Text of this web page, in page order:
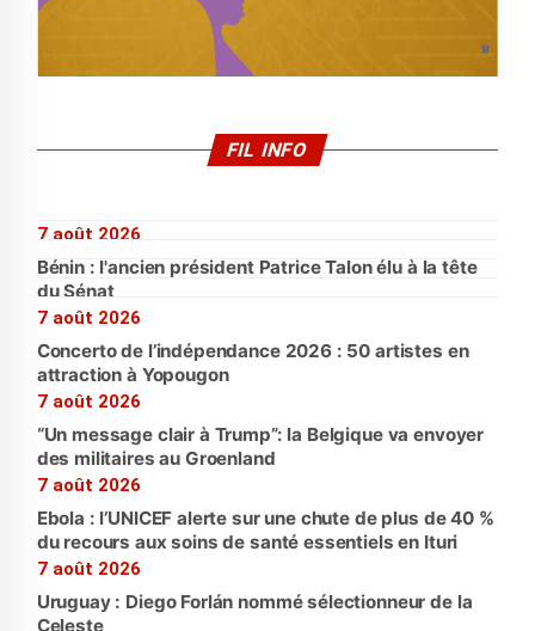
FIL INFO
7 août 2026
Bénin : l'ancien président Patrice Talon élu à la tête
du Sénat
7 août 2026
Concerto de l’indépendance 2026 : 50 artistes en
attraction à Yopougon
7 août 2026
“Un message clair à Trump”: la Belgique va envoyer
des militaires au Groenland
7 août 2026
Ebola : l’UNICEF alerte sur une chute de plus de 40 %
du recours aux soins de santé essentiels en Ituri
7 août 2026
Uruguay : Diego Forlán nommé sélectionneur de la
Celeste